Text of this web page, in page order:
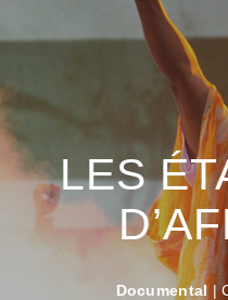
LES
Documental|